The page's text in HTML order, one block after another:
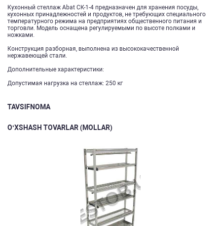
Кухонный стеллаж Abat СК-1-4 предназначен для хранения посуды,
кухонных принадлежностей и продуктов, не требующих специального
температурного режима на предприятиях общественного питания и
торговли. Модель оснащена регулируемыми по высоте полками и
ножками.
Конструкция разборная, выполнена из высококачественной
нержавеющей стали.
Дополнительные характеристики:
Допустимая нагрузка на стеллаж: 250 кг
TAVSIFNOMA
O‘XSHASH TOVARLAR (MOLLAR)